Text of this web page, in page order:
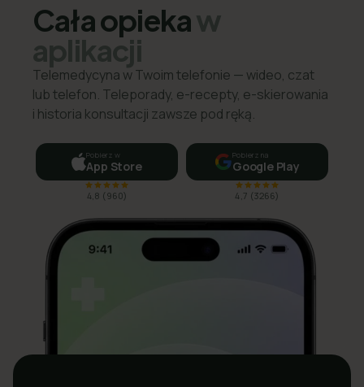
Cała opiekaw
aplikacji
Telemedycyna w Twoim telefonie — wideo, czat
lub telefon. Teleporady, e-recepty, e-skierowania
i historia konsultacji zawsze pod ręką.
Pobierz w
App Store
4,8 ( 960)
Pobierz na
Google Play
4,7 (3266)